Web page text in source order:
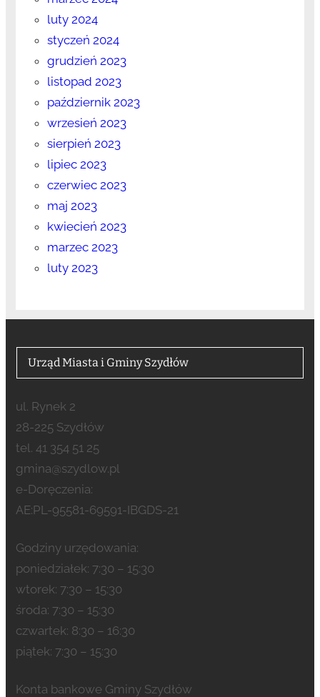
luty 2024
styczeń 2024
grudzień 2023
listopad 2023
październik 2023
wrzesień 2023
sierpień 2023
lipiec 2023
czerwiec 2023
maj 2023
kwiecień 2023
marzec 2023
luty 2023
Urząd Miasta i Gminy Szydłów
ul. Rynek 2
28-225 Szydłów
tel. 41 354 51 25
gmina@szydlow.pl
e-Doręczenia:
AE:PL-95581-69591-IBGDS-21
Godziny urzędowania:
poniedziałek: 7:30 – 15:30
wtorek: 7:30 – 15:30
środa: 7:30 – 15:30
czwartek: 8:30 – 16:30
piątek: 7:30 – 15:30
Konta bankowe Gminy Szydłów